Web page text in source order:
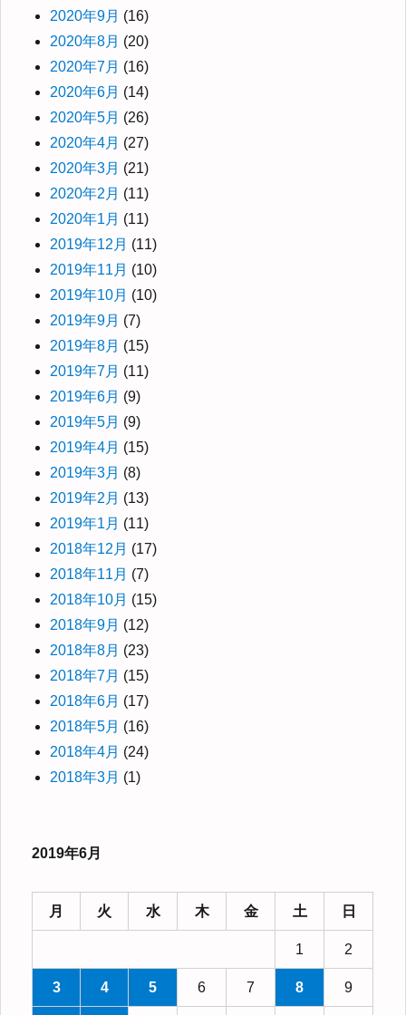
2020年9月 (16)
2020年8月 (20)
2020年7月 (16)
2020年6月 (14)
2020年5月 (26)
2020年4月 (27)
2020年3月 (21)
2020年2月 (11)
2020年1月 (11)
2019年12月 (11)
2019年11月 (10)
2019年10月 (10)
2019年9月 (7)
2019年8月 (15)
2019年7月 (11)
2019年6月 (9)
2019年5月 (9)
2019年4月 (15)
2019年3月 (8)
2019年2月 (13)
2019年1月 (11)
2018年12月 (17)
2018年11月 (7)
2018年10月 (15)
2018年9月 (12)
2018年8月 (23)
2018年7月 (15)
2018年6月 (17)
2018年5月 (16)
2018年4月 (24)
2018年3月 (1)
2019年6月
月 火 水 木 金 土 日
1 2
3 4 5 6 7 8 9